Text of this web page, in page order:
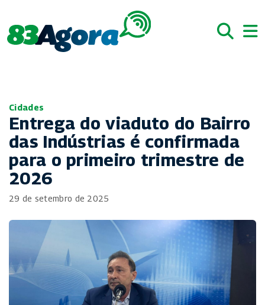
Cidades
Entrega do viaduto do Bairro
das Indústrias é confirmada
para o primeiro trimestre de
2026
29 de setembro de 2025